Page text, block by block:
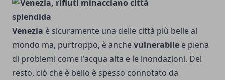
Venezia è sicuramente una delle città più belle al
mondo ma, purtroppo, è anchevulnerabile e piena
di problemi come l'acqua alta e le inondazioni. Del
resto, ciò che è bello è spesso connotato da